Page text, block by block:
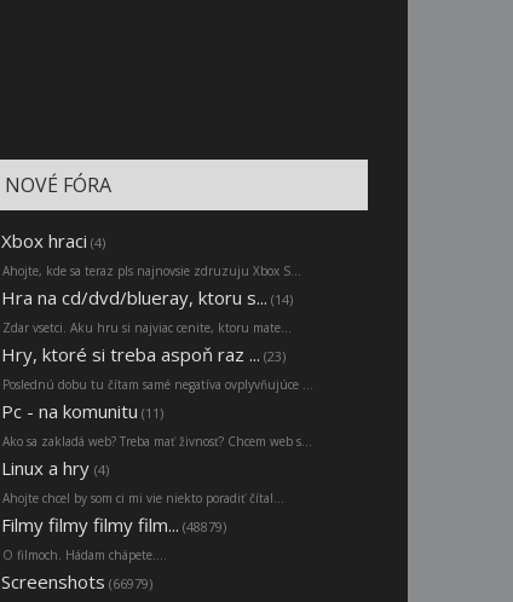
NOVÉ FÓRA
Xbox hraci (4)
Ahojte, kde sa teraz pls najnovsie zdruzuju Xbox S...
Hra na cd/dvd/blueray, ktoru s... (14)
Zdar vsetci. Aku hru si najviac cenite, ktoru mate...
Hry, ktoré si treba aspoň raz ... (23)
Poslednú dobu tu čítam samé negatíva ovplyvňujúce ...
Pc - na komunitu (11)
Ako sa zakladá web? Treba mať živnosť? Chcem web s...
Linux a hry (4)
Ahojte chcel by som ci mi vie niekto poradiť čítal...
Filmy filmy filmy film... (48879)
O filmoch. Hádam chápete....
Screenshots (66979)